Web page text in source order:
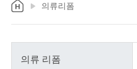
의류리폼